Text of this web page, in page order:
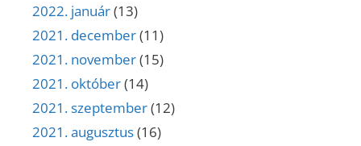
2022. január(13)
2021. december(11)
2021. november(15)
2021. október(14)
2021. szeptember(12)
2021. augusztus(16)